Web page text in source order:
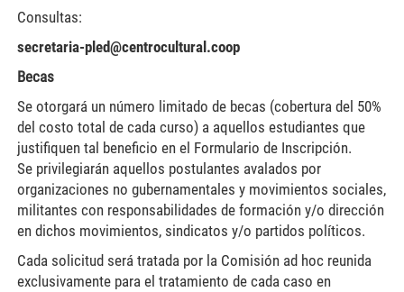
Consultas:
secretaria-pled@centrocultural.coop
Becas
Se otorgará un número limitado de becas (cobertura del 50%
del costo total de cada curso) a aquellos estudiantes que
justifiquen tal beneficio en el Formulario de Inscripción.
Se privilegiarán aquellos postulantes avalados por
organizaciones no gubernamentales y movimientos sociales,
militantes con responsabilidades de formación y/o dirección
en dichos movimientos, sindicatos y/o partidos políticos.
Cada solicitud será tratada por la Comisión ad hoc reunida
exclusivamente para el tratamiento de cada caso en